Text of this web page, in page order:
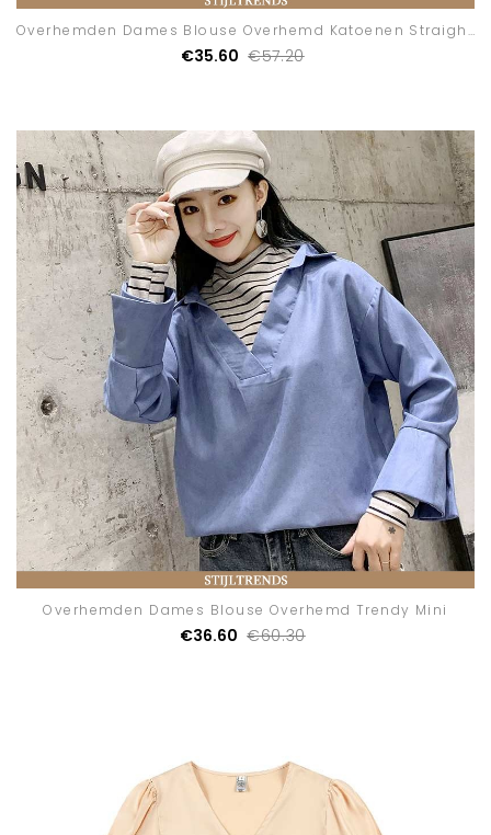
Overhemden Dames Blouse Overhemd Katoenen Straight Elegante
€35.60 €57.20
Overhemden Dames Blouse Overhemd Trendy Mini
€36.60 €60.30